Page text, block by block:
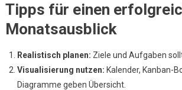
Tipps für einen
Monatsausblick
Realistisch planen: Ziele und Aufgaben
Visualisierung nutzen: Kalender, Kanban-
Diagramme geben Übersicht.